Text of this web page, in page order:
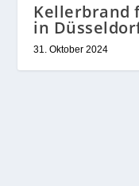
Kellerbrand
in
31. Oktober 2024